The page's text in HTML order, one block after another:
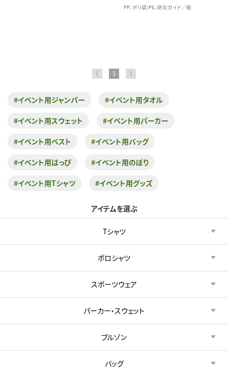
PP、ポリ袋/PE、防災ガイド／紙
⟨ 1 ⟩
#イベント用ジャンパー #イベント用タオル
#イベント用スウェット #イベント用パーカー
#イベント用ベスト #イベント用バッグ
#イベント用はっぴ #イベント用のぼり
#イベント用Tシャツ #イベント用グッズ
アイテムを選ぶ
Tシャツ
ポロシャツ
スポーツウェア
パーカー・スウェット
ブルゾン
バッグ